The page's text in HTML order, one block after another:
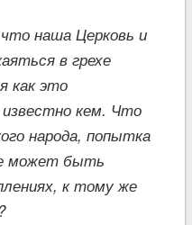
наша Церковь и
в грехе
как это
кем. Что
народа, попытка
может быть
к тому же